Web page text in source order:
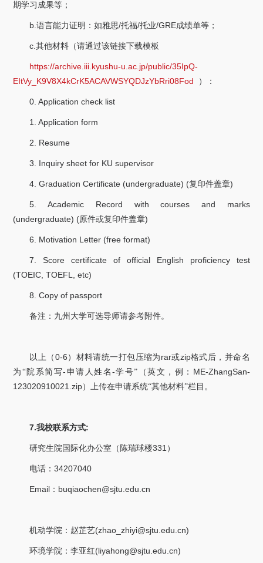
期学习成果等；
b.语言能力证明：如雅思/托福/托业/GRE成绩单等；
c.其他材料（请通过该链接下载模板
https://archive.iii.kyushu-u.ac.jp/public/35IpQ-
EItVy_K9V8X4kCrK5ACAVWSYQDJzYbRri08Fod
）：
0. Application check list
1. Application form
2. Resume
3. Inquiry sheet for KU supervisor
4. Graduation Certificate (undergraduate) (复印件盖章)
5. Academic Record with courses and marks
(undergraduate) (原件或复印件盖章)
6. Motivation Letter (free format)
7. Score certificate of official English proficiency test
(TOEIC, TOEFL, etc)
8. Copy of passport
备注：九州大学可选导师请参考附件。
以上（ 0-6 ）材料请统一打包压缩为 rar或zip格式后，并命名
为“院系简写- 申请人姓名 -学号”（英文，例： ME-ZhangSan-
123020910021.zip）上传在申请系统“其他材料”栏目。
7.我校联系方式:
研究生院国际化办公室（陈瑞球楼331 ）
电话：34207040
Email ： buqiaochen@sjtu.edu.cn
机动学院：赵芷艺(zhao_zhiyi@sjtu.edu.cn)
环境学院：李亚红(liyahong@sjtu.edu.cn)